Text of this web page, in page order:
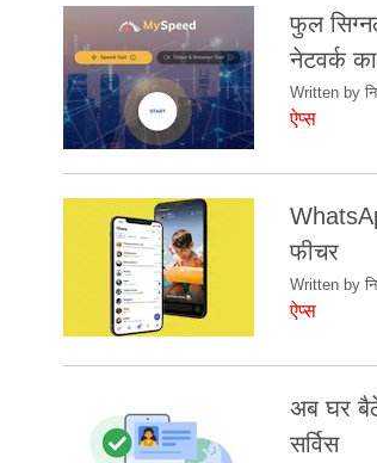
फुल
नेटवर्क
Written by
ऐप्स
फीचर
Written by
ऐप्स
अब घर
सर्विस